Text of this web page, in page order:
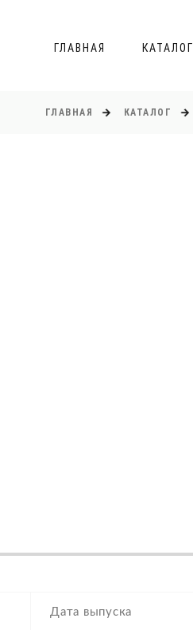
ГЛАВНАЯ КАТАЛОГ
ГЛАВНАЯ КАТАЛОГ
Дата выпуска